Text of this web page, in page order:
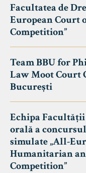
Facultatea de
European Court
Competition”
Team BBU for
Law Moot Court
București
Echipa Facultății
orală a
simulate „All-
Humanitarian
Competition”